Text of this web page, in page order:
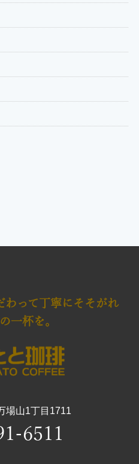
わって 丁寧にそそがれ
一杯を。
場山1丁目1711
6511